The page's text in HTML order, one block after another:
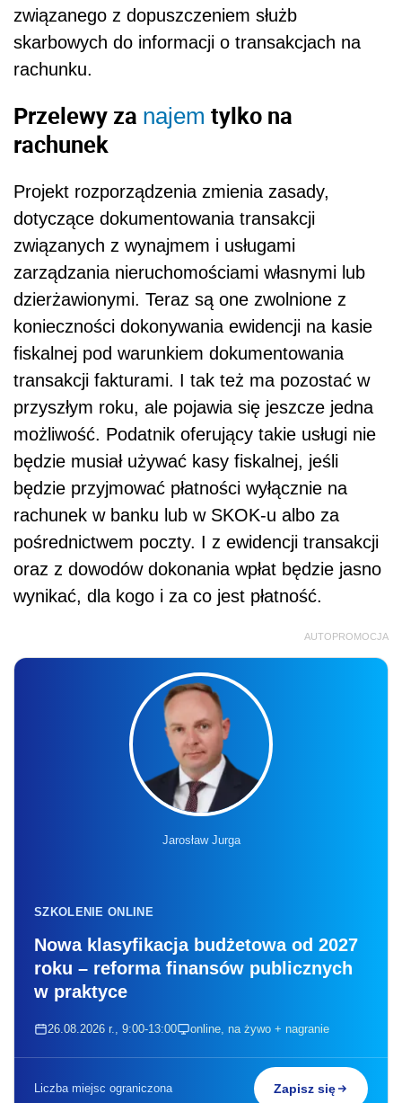
związanego z dopuszczeniem służb
skarbowych do informacji o transakcjach na
rachunku.
Przelewy za najem tylko na
rachunek
Projekt rozporządzenia zmienia zasady,
dotyczące dokumentowania transakcji
związanych z wynajmem i usługami
zarządzania nieruchomościami własnymi lub
dzierżawionymi. Teraz są one zwolnione z
konieczności dokonywania ewidencji na kasie
fiskalnej pod warunkiem dokumentowania
transakcji fakturami. I tak też ma pozostać w
przyszłym roku, ale pojawia się jeszcze jedna
możliwość. Podatnik oferujący takie usługi nie
będzie musiał używać kasy fiskalnej, jeśli
będzie przyjmować płatności wyłącznie na
rachunek w banku lub w SKOK-u albo za
pośrednictwem poczty. I z ewidencji transakcji
oraz z dowodów dokonania wpłat będzie jasno
wynikać, dla kogo i za co jest płatność.
AUTOPROMOCJA
Jarosław Jurga
SZKOLENIE ONLINE
Nowa klasyfikacja budżetowa od 2027
roku – reforma finansów publicznych
w praktyce
26.08.2026 r., 9:00-13:00 online, na żywo + nagranie
Liczba miejsc ograniczona Zapisz się